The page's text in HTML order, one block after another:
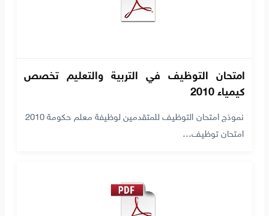
امتحان التوظيف في التربية والتعليم تخصص
كيمياء 2010
نموذج امتحان التوظيف للمتقدمين لوظيفة معلم حكومة 2010
امتحان توظيف…